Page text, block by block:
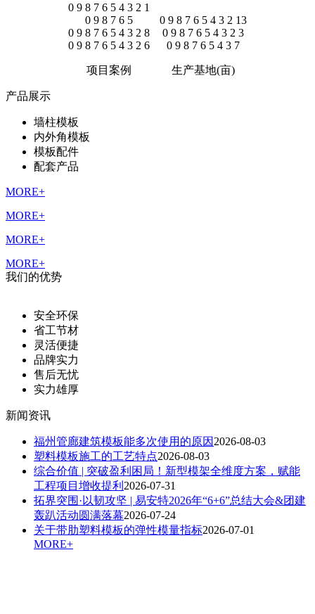
0 9 8 7 6 5 4 3 2 1
0 9 8 7 6 5
0 9 8 7 6 5 4 3 2 8
0 9 8 7 6 5 4 3 2 6
项目案例
0 9 8 7 6 5 4 3 2 13
0 9 8 7 6 5 4 3 2 3
0 9 8 7 6 5 4 3 7
生产基地(亩)
产品展示
墙柱模板
内外角模板
模板配件
配套产品
MORE+
MORE+
MORE+
MORE+
我们的优势
安全环保
省工节材
灵活便捷
品牌实力
售后无忧
实力雄厚
新闻资讯
福州管廊建筑模板能多次使用的原因 2026-08-03
塑料模板施工的工艺特点2026-08-03
综合价值 | 突破盈利困局！新型模架全维度方案，赋能
工程项目增收提利 2026-07-31
拓界突围·以韧攻坚 | 易安特2026年“6+6”总结大会&团建
轰趴活动圆满落幕2026-07-24
关于带肋塑料模板的弹性模量指标2026-07-01
MORE+